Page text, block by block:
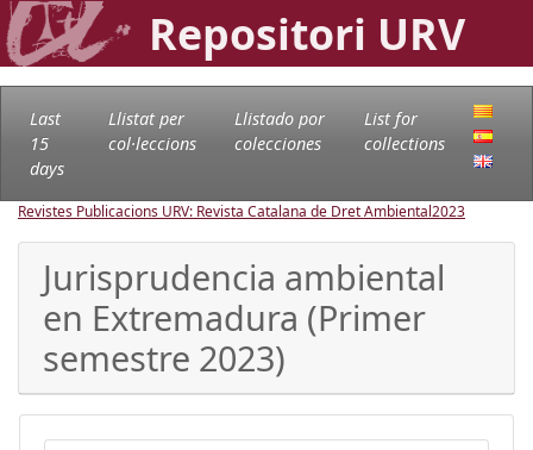
Repositori URV
Last
15
days
Llistat per
col·leccions
Llistado por
colecciones
List for
collections
Revistes Publicacions URV: Revista Catalana de Dret Ambiental2023
Jurisprudencia ambiental
en Extremadura (Primer
semestre 2023)